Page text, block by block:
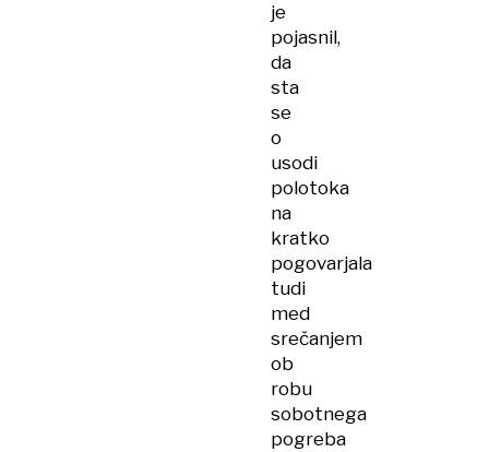
je
pojasnil,
da
sta
se
o
usodi
polotoka
na
kratko
pogovarjala
tudi
med
srečanjem
ob
robu
sobotnega
pogreba